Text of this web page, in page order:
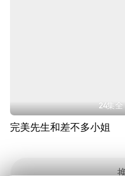
24集全
完美先生和差不多小姐